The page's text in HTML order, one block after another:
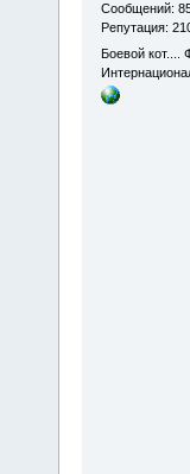
Сообщений:
Репутация:
Боевой кот....